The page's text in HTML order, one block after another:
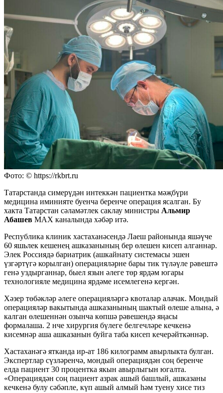
Фото: © https://rkbrt.ru
Татарстанда симерүдән интеккән пациентка мәҗбүри
медицина иминияте буенча беренче операция ясалган. Бу
хакта Татарстан сәламәтлек саклау министры Альмир
Абашев MAX каналында хәбәр итә.
Республика клиник хастаханәсендә Лаеш районында яшәүче
60 яшьлек кешенең ашказанының бер өлешен кисеп алганнар.
Элек Россиядә бариатрик (ашкайнату системасы эшен
үзгәртүгә корылган) операцияләрне бары тик түләүле рәвештә
генә уздырганнар, быел язын әлеге төр ярдәм югары
технологияле медицина ярдәме исемлегенә кергән.
Хәзер төбәкләр әлеге операцияләргә квоталар алачак. Мондый
операцияләр вакытында ашказанының шактый өлеше алына, ә
калган өлешеннән озынча көпшә рәвешендә яңасы
формалаша. 2 нче хирургия бүлеге белгечләре кечкенә
кисемнәр аша ашказанын буйга таба кисеп кечерәйткәннәр.
Хастаханәгә ятканда ир-ат 186 килограмм авырлыкта булган.
Экспертлар сүзләренчә, мондый операциядән соң беренче
елда пациент 30 процентка якын авырлыгын югалта.
«Операциядән соң пациент азрак ашый башлый, ашказаны
кечкенә булу сәбәпле, күп ашый алмый һәм туену хисе тиз